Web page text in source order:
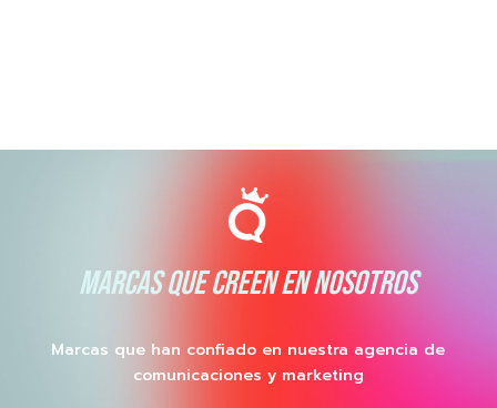
MARCAS QUE CREEN EN NOSOTROS
Marcas que han confiado en nuestra agencia de
comunicaciones y marketing